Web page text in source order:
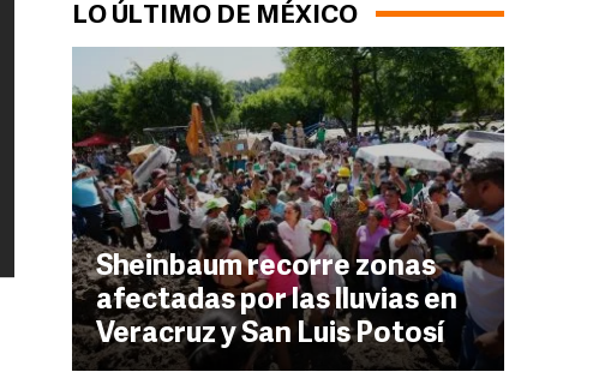
LO ÚLTIMO DE MÉXICO
Sheinbaum recorre zonas
afectadas por las lluvias en
Veracruz y San Luis Potosí